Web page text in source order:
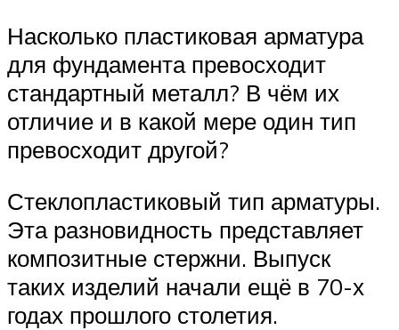
Насколько пластиковая арматура
для фундамента превосходит
стандартный металл? В чём их
отличие и в какой мере один тип
превосходит другой?
Стеклопластиковый тип арматуры.
Эта разновидность представляет
композитные стержни. Выпуск
таких изделий начали ещё в 70-х
годах прошлого столетия.